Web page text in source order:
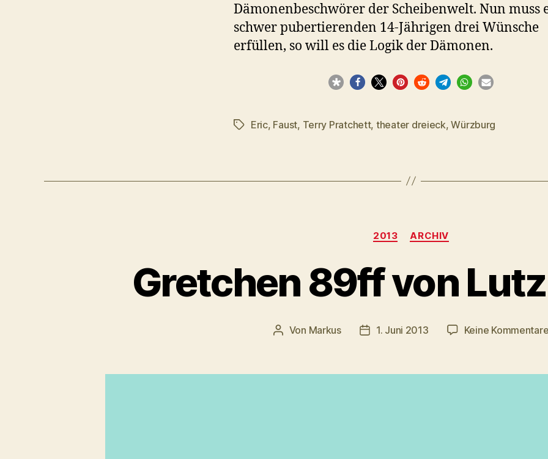
Dämonenbeschwörer der Scheibenwelt. Nun muss
schwer pubertierenden 14-Jährigen drei Wünsche
erfüllen, so will es die Logik der Dämonen.
Schlagwörter
Eric, Faust, Terry Pratchett, theater dreieck,Würzburg
Kategorien
2013 ARCHIV
Gretchen 89ff von
Beitragsautor
Von Markus Veröffentlichungsdatum
1. Juni 2013 Keine Kommentare